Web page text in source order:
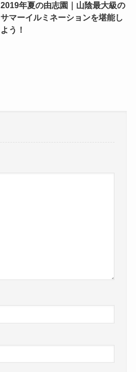
2019年夏の由志園｜山陰最大級の
サマーイルミネーションを堪能し
よう！